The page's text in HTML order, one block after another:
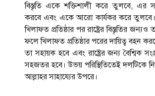
বিস্তৃতি একে শক্তিশালী করে তুলবে, এর
করবে এবং একে আরো কার্যকর করে
খিলাফত প্রতিষ্ঠার পর রাষ্ট্রের বিস্তৃতির জন্যও
ফলে খিলাফত প্রতিষ্ঠার পরের দায়িত্ব বহন
তা সহায়ক হবে এবং রাষ্ট্রের জন্য বৈশ্বিক
সহজতর হবে। উভয় পরিস্থিতিতেই দলটিকে
আল্লাহর সাহায্যের উপরে।